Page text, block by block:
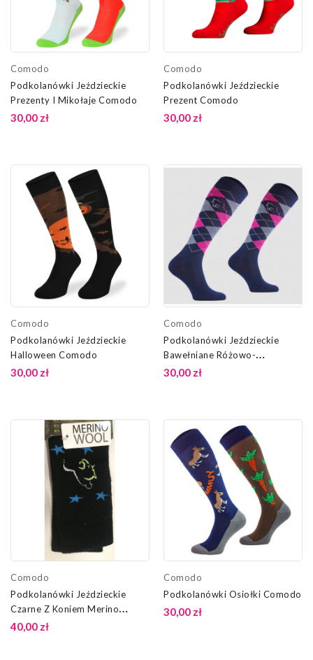
Comodo
Podkolanówki Jeździeckie
Prezenty I Mikołaje Comodo
30,00 zł
Comodo
Podkolanówki Jeździeckie
Prezent Comodo
30,00 zł
Comodo
Podkolanówki Jeździeckie
Halloween Comodo
30,00 zł
Comodo
Podkolanówki Jeździeckie
Bawełniane Różowo-
Granatowe Comodo
30,00 zł
Comodo
Podkolanówki Jeździeckie
Czarne Z Koniem Merino
Comodo
40,00 zł
Comodo
Podkolanówki Osiołki Comodo
30,00 zł